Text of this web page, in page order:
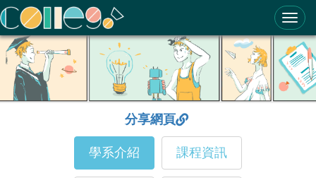
ColleGo! 大學選才與高中育才輔助系統
分享網頁
學系介紹 課程資訊